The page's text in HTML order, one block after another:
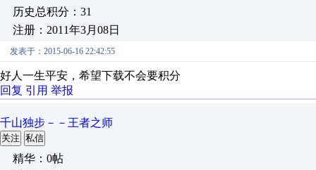
历史总积分：31
注册：2011年3月08日
发表于：2015-06-16 22:42:55
好人一生平安，希望下载不会要积分
回复 引用 举报
千山独步－－王者之师
关注 私信
精华：0帖